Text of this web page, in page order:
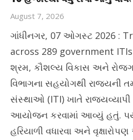
August 7, 2026
ગાંધીનગર, 07 ઓગસ્ટ 2026 :
across 289 government
શ્રમ, કૌશલ્ય વિકાસ અને
વિભાગના સહયોગથી રાજ્યની
સંસ્થાઓ (ITI) ખાતે રાજ્યવ્યાપી
આયોજન કરવામાં આવ્યું હતું.
હરિયાળી વધારવા અને